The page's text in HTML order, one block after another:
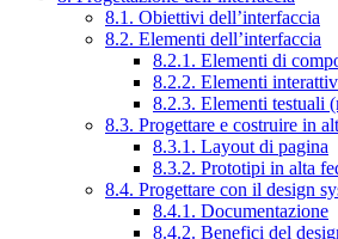
8.1. Obiettivi dell’interfaccia
8.2. Elementi dell’interfaccia
8.2.1. Elementi di
8.2.2. Elementi
8.2.3. Elementi testuali
8.3. Progettare e costruire in
8.3.1. Layout di pagina
8.3.2. Prototipi in alta
8.4. Progettare con il design
8.4.1. Documentazione
8.4.2. Benefici del